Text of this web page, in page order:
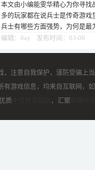
本文由小编能雯华精心为你寻
多的玩家都在说兵士是传奇游
兵士有哪些方面强势，为何是
都领教过法师的强势强横、道士
编辑：6ay 发布时间：03-06
，注意自我保护，谨防受骗上
有游戏信息，均来自互联网，
质
，汇聚